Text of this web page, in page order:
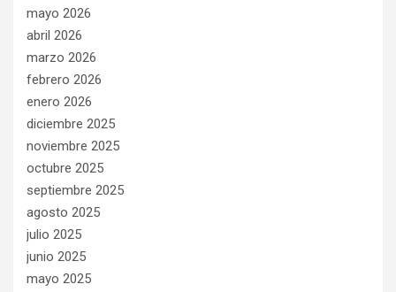
mayo 2026
abril 2026
marzo 2026
febrero 2026
enero 2026
diciembre 2025
noviembre 2025
octubre 2025
septiembre 2025
agosto 2025
julio 2025
junio 2025
mayo 2025